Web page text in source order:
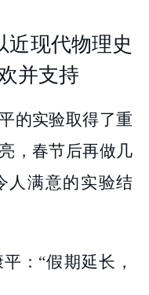
近现代物理史
并支持